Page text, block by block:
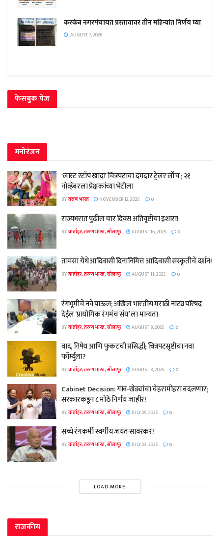
करकंब नगरपंचायत प्रस्तावावर तीन महिन्यांत निर्णय घ्या
AUGUST 7, 2026
फेसबुक पेज
मनोरंजन
‘लास्ट स्टॉप खांदा’ चित्रपटाचा दमदार ट्रेलर लाँच ; २१
नोव्हेंबरला प्रेक्षकांच्या भेटीला
BYतरुण भारत NOVEMBER 12, 2025 0
राज्यभरात पुढील चार दिवस अतिवृष्टीचा इशारा!
BYवार्ताहर, तरुण भारत, सोलापूर AUGUST 16, 2025 0
तामसा येथे आदिवासी दिनानिमित्त आदिवासी संस्कृतीचे दर्शन!
BYवार्ताहर, तरुण भारत, सोलापूर AUGUST 11, 2025 0
रंगभूमीचे नवे पाऊल; अखिल भारतीय मराठी नाट्य परिषद
देईल ‘प्रायोगिक रंगमंच संघ’ ला मान्यता
BYवार्ताहर, तरुण भारत, सोलापूर AUGUST 8, 2025 0
वाद, निषेध आणि फुकटची प्रसिद्धी; चित्रपटसृष्टीचा नवा
फॉर्म्युला?
BYवार्ताहर, तरुण भारत, सोलापूर AUGUST 8, 2025 0
Cabinet Decision: गाव-खेड्यांचा चेहरामोहरा बदलणार;
सरकारकडून ८ मोठे निर्णय जाहीर!
BYवार्ताहर, तरुण भारत, सोलापूर JULY 29, 2025 0
सच्चे रंगकर्मी स्वर्गीय जयंत सावरकर!
BYवार्ताहर, तरुण भारत, सोलापूर JULY 23, 2025 0
LOAD MORE
राजकीय